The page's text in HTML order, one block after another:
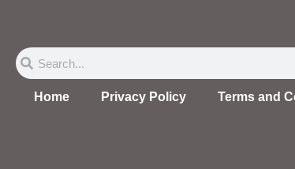
content
SearchSearch
Home Privacy Policy Terms and